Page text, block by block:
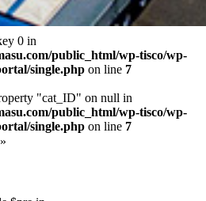
0 in
public_html/wp-tisco/wp-
single.php on line 7
"cat_ID" on null in
public_html/wp-tisco/wp-
single.php on line 7
»